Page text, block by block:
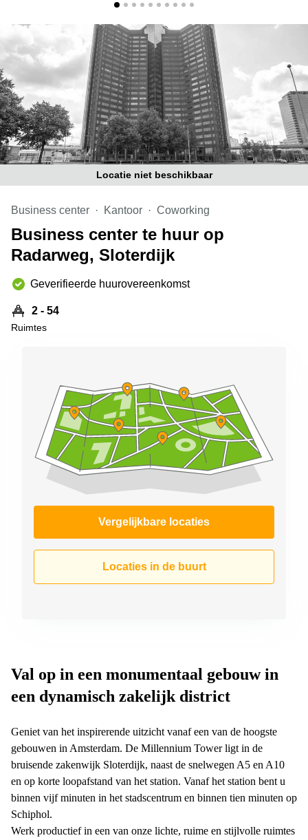
Zwolle
Amsterdam
Business
center
Hilversum
center
Den
Haag
Coworking
space
Breda
Coworking
in Arnhem
Coworking
Hilversum
Coworking
space
Zwolle
Kantoor
Hengelo
Bedrijfsruimte
Huren in
Nijmegen
Locatie niet beschikbaar
Business center Kantoor Coworking
Business center te huur op
Radarweg, Sloterdijk
Geverifieerde huurovereenkomst
2 - 54
Ruimtes
Vergelijkbare locaties
Locaties in de buurt
Val op in een monumentaal gebouw in
een dynamisch zakelijk district
Geniet van het inspirerende uitzicht vanaf een van de hoogste
gebouwen in Amsterdam. De Millennium Tower ligt in de
bruisende zakenwijk Sloterdijk, naast de snelwegen A5 en A10
en op korte loopafstand van het station. Vanaf het station bent u
binnen vijf minuten in het stadscentrum en binnen tien minuten op
Schiphol.
Werk productief in een van onze lichte, ruime en stijlvolle ruimtes